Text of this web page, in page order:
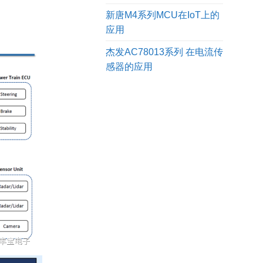
新唐M4系列MCU在IoT上的
应用
杰发AC78013系列 在电流传
感器的应用